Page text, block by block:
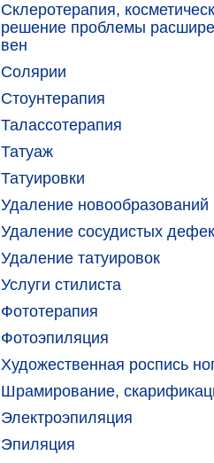
Склеротерапия,
решение проблемы
вен
Солярии
Стоунтерапия
Талассотерапия
Татуаж
Татуировки
Удаление новообразований
Удаление сосудистых
Удаление татуировок
Услуги стилиста
Фототерапия
Фотоэпиляция
Художественная роспись
Шрамирование,
Электроэпиляция
Эпиляция